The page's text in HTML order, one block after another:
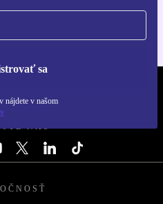
sa
nájdete v našom
NÁS